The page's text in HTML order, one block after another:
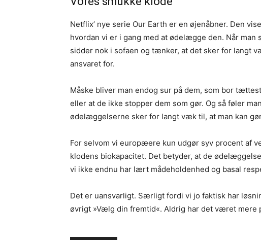
Netflix’ nye serie Our Earth er en øjenåbner. Den
hvordan vi er i gang med at ødelægge den. Når
sidder nok i sofaen og tænker, at det sker for langt
ansvaret for.
Måske bliver man endog sur på dem, som bor
eller at de ikke stopper dem som gør. Og så føler
ødelæggelserne sker for langt væk til, at man kan
For selvom vi europæere kun udgør syv procent af
klodens biokapacitet. Det betyder, at de
vi ikke endnu har lært mådeholdenhed og basal
Det er uansvarligt. Særligt fordi vi jo faktisk har
øvrigt »Vælg din fremtid«. Aldrig har det været mere